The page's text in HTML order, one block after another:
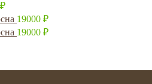
₽
19000 ₽
19000 ₽